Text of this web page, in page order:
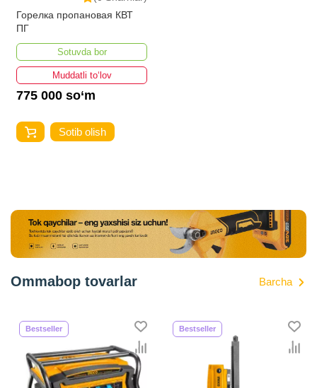
Горелка пропановая КВТ
ПГ
Sotuvda bor
Muddatli to‘lov
775 000 so‘m
Sotib olish
Ommabop tovarlar Barcha
Bestseller Bestseller